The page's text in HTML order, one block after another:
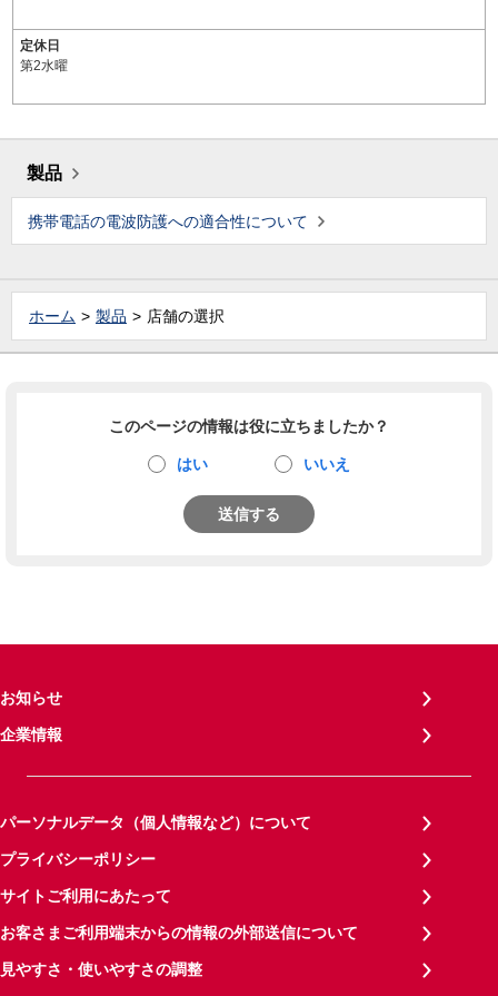
定休日
第2水曜
製品
携帯電話の電波防護への適合性について
ホーム 製品 店舗の選択
このページの情報は役に立ちましたか？
はい いいえ
送信する
お知らせ
企業情報
パーソナルデータ（個人情報など）について
プライバシーポリシー
サイトご利用にあたって
お客さまご利用端末からの情報の外部送信について
見やすさ・使いやすさの調整